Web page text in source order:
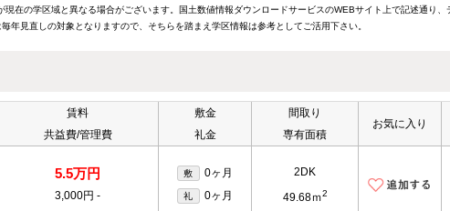
現在の学区域と異なる場合がございます。国土数値情報ダウンロードサービスのWEBサイト上で記述通り、
年見直しの対象となりますので、そちらを踏まえ学区情報は参考としてご活用下さい。
賃料
共益費/管理費
敷金
礼金
間取り
専有面積
お気に入り
5.5万円
3,000円 -
敷 0ヶ月
礼 0ヶ月
2DK
49.68ｍ2